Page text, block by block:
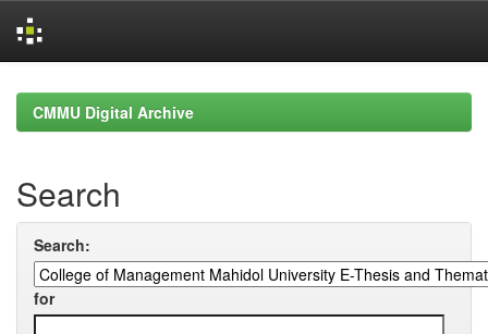
navigationCMMU Digital Archive
Search
Search:
for